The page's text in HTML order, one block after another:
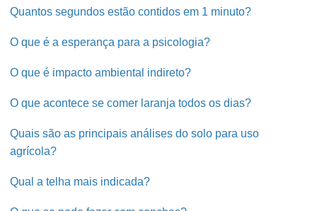
Quantos segundos estão contidos em 1 minuto?
O que é a esperança para a psicologia?
O que é impacto ambiental indireto?
O que acontece se comer laranja todos os dias?
Quais são as principais análises do solo para uso
agrícola?
Qual a telha mais indicada?